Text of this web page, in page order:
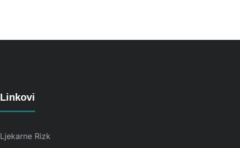
Linkovi
Ljekarne Rizk